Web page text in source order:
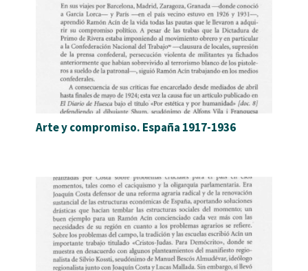
Arte y compromiso. España 1917-1936